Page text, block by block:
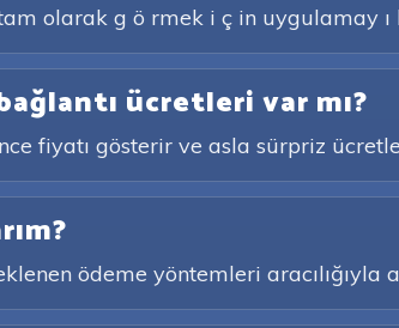
olarak g ö rmek i ç in uygulamay ı
ücretleri var mı?
fiyatı gösterir ve asla sürpriz
ödeme yöntemleri